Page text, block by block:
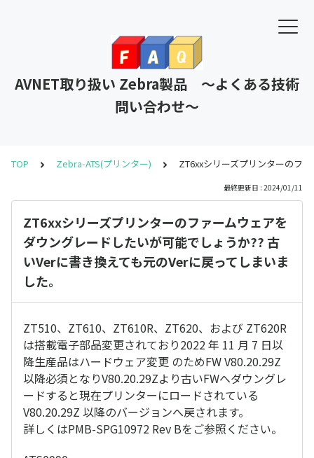
AVNET取り扱い Zebra製品 ～よくある技術
問い合わせ～
TOP Zebra-ATS(プリンター) ZT6xxシリーズプリンターのフ
最終更新日 : 2024/01/11
ZT6xxシリーズプリンターのファームウェアを
ダウングレードしたいが可能でしょうか?? 古
いVerに書き換えても元のVerに戻ってしまいま
した。
ZT510、ZT610、ZT610R、ZT620、および ZT620R
は搭載電子部品変更されており2022 年 11 月 7 日以
降生産品はハードウェア変更 のためFW V80.20.29Z
以降必須となりV80.20.29Zより古いFWへダウングレ
ードすると現在プリンターにロードされている
V80.20.29Z 以降のバージョンへ戻されます。
詳しくはPMB-SPG10972 Rev Bをご参照ください。